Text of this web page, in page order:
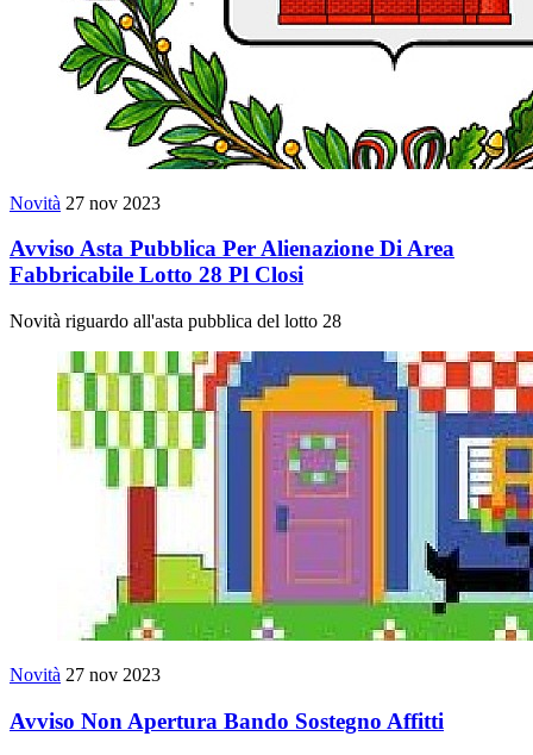
Novità 27 nov 2023
Avviso Asta Pubblica Per Alienazione Di Area
Fabbricabile Lotto 28 Pl Closi
Novità riguardo all'asta pubblica del lotto 28
Novità 27 nov 2023
Avviso Non Apertura Bando Sostegno Affitti